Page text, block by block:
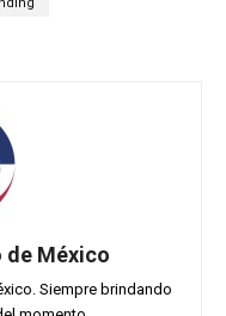
de México
Siempre brindando